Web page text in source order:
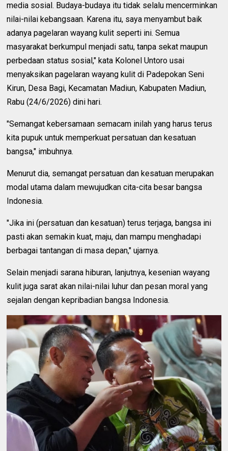
media sosial. Budaya-budaya itu tidak selalu mencerminkan
nilai-nilai kebangsaan. Karena itu, saya menyambut baik
adanya pagelaran wayang kulit seperti ini. Semua
masyarakat berkumpul menjadi satu, tanpa sekat maupun
perbedaan status sosial," kata Kolonel Untoro usai
menyaksikan pagelaran wayang kulit di Padepokan Seni
Kirun, Desa Bagi, Kecamatan Madiun, Kabupaten Madiun,
Rabu (24/6/2026) dini hari.
"Semangat kebersamaan semacam inilah yang harus terus
kita pupuk untuk memperkuat persatuan dan kesatuan
bangsa," imbuhnya.
Menurut dia, semangat persatuan dan kesatuan merupakan
modal utama dalam mewujudkan cita-cita besar bangsa
Indonesia.
"Jika ini (persatuan dan kesatuan) terus terjaga, bangsa ini
pasti akan semakin kuat, maju, dan mampu menghadapi
berbagai tantangan di masa depan," ujarnya.
Selain menjadi sarana hiburan, lanjutnya, kesenian wayang
kulit juga sarat akan nilai-nilai luhur dan pesan moral yang
sejalan dengan kepribadian bangsa Indonesia.